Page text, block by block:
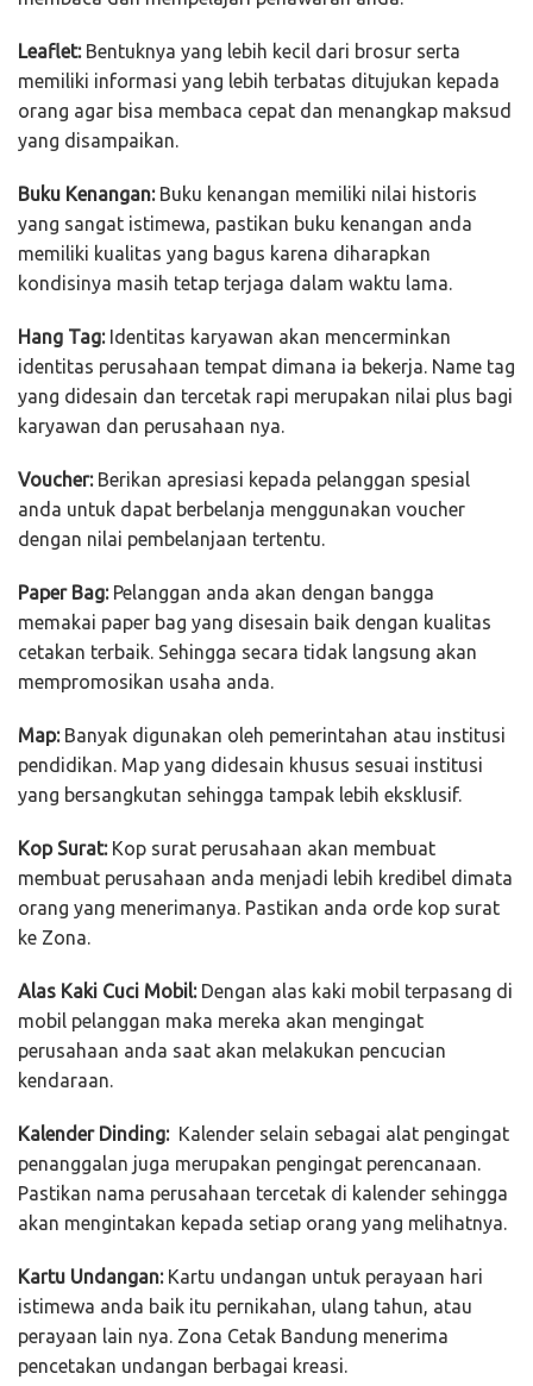
Leaflet:Bentuknya yang lebih kecil dari brosur serta
memiliki informasi yang lebih terbatas ditujukan kepada
orang agar bisa membaca cepat dan menangkap maksud
yang disampaikan.
Buku Kenangan:Buku kenangan memiliki nilai historis
yang sangat istimewa, pastikan buku kenangan anda
memiliki kualitas yang bagus karena diharapkan
kondisinya masih tetap terjaga dalam waktu lama.
Hang Tag:Identitas karyawan akan mencerminkan
identitas perusahaan tempat dimana ia bekerja. Name tag
yang didesain dan tercetak rapi merupakan nilai plus bagi
karyawan dan perusahaan nya.
Voucher:Berikan apresiasi kepada pelanggan spesial
anda untuk dapat berbelanja menggunakan voucher
dengan nilai pembelanjaan tertentu.
Paper Bag:Pelanggan anda akan dengan bangga
memakai paper bag yang disesain baik dengan kualitas
cetakan terbaik. Sehingga secara tidak langsung akan
mempromosikan usaha anda.
Map:Banyak digunakan oleh pemerintahan atau institusi
pendidikan. Map yang didesain khusus sesuai institusi
yang bersangkutan sehingga tampak lebih eksklusif.
Kop Surat:Kop surat perusahaan akan membuat
membuat perusahaan anda menjadi lebih kredibel dimata
orang yang menerimanya. Pastikan anda orde kop surat
ke Zona.
Alas Kaki Cuci Mobil:Dengan alas kaki mobil terpasang di
mobil pelanggan maka mereka akan mengingat
perusahaan anda saat akan melakukan pencucian
kendaraan.
Kalender Dinding:Kalender selain sebagai alat pengingat
penanggalan juga merupakan pengingat perencanaan.
Pastikan nama perusahaan tercetak di kalender sehingga
akan mengintakan kepada setiap orang yang melihatnya.
Kartu Undangan:Kartu undangan untuk perayaan hari
istimewa anda baik itu pernikahan, ulang tahun, atau
perayaan lain nya. Zona Cetak Bandung menerima
pencetakan undangan berbagai kreasi.